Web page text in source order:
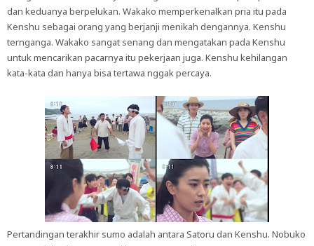
dan keduanya berpelukan. Wakako memperkenalkan pria itu pada
Kenshu sebagai orang yang berjanji menikah dengannya. Kenshu
ternganga. Wakako sangat senang dan mengatakan pada Kenshu
untuk mencarikan pacarnya itu pekerjaan juga. Kenshu kehilangan
kata-kata dan hanya bisa tertawa nggak percaya.
Pertandingan terakhir sumo adalah antara Satoru dan Kenshu. Nobuko